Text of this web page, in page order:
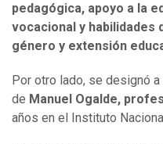
pedagógica, apoyo a la
vocacional y habilidades
género y extensión
Por otro lado, se designó
de Manuel Ogalde,
años en el Instituto